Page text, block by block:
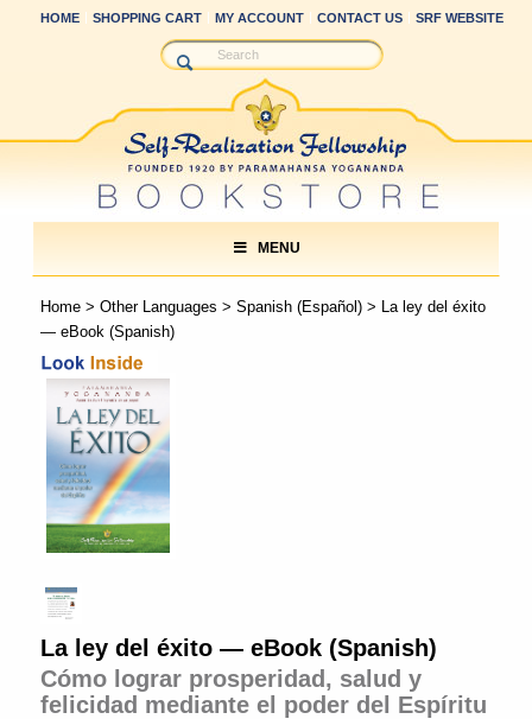
HOME SHOPPING CART MY ACCOUNT CONTACT US SRF WEBSITE
MENU
Home> Other Languages > Spanish (Español)> La ley del éxito
— eBook (Spanish)
La ley del éxito — eBook (Spanish)
Cómo lograr prosperidad, salud y
felicidad mediante el poder del Espíritu